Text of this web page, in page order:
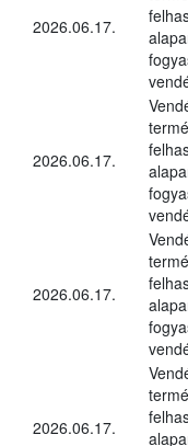
2026.06.17.
2026.06.17.
2026.06.17.
2026.06.17.